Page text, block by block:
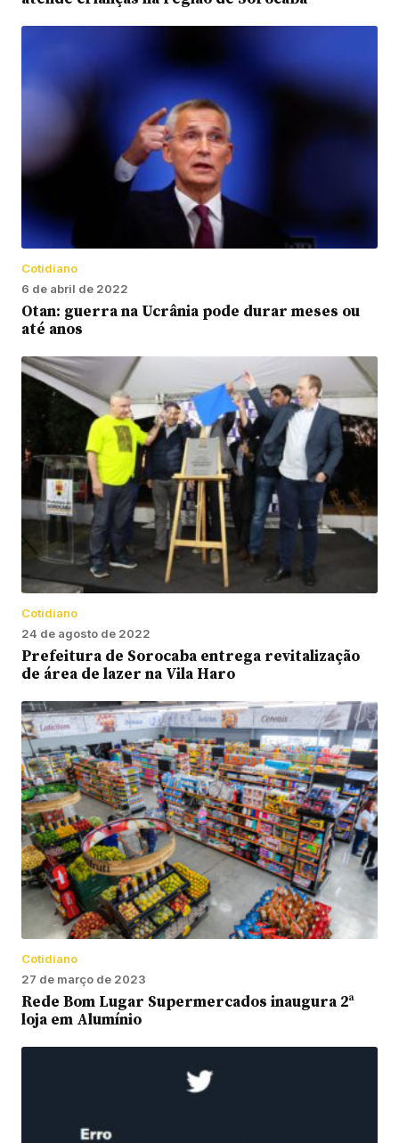
Cotidiano
6 de abril de 2022
Otan: guerra na Ucrânia pode durar meses ou
até anos
Cotidiano
24 de agosto de 2022
Prefeitura de Sorocaba entrega revitalização
de área de lazer na Vila Haro
Cotidiano
27 de março de 2023
Rede Bom Lugar Supermercados inaugura 2ª
loja em Alumínio